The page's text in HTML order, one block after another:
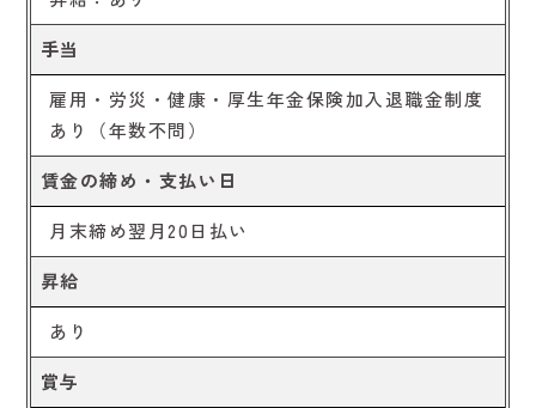
手当
雇用・労災・健康・厚生年金保険加入退職金制度
あり（年数不問）
賃金の締め・支払い日
月末締め翌月20日払い
昇給
あり
賞与